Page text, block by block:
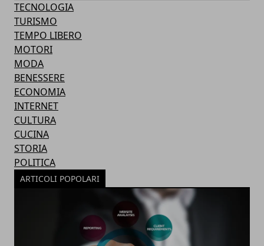
TECNOLOGIA
TURISMO
TEMPO LIBERO
MOTORI
MODA
BENESSERE
ECONOMIA
INTERNET
CULTURA
CUCINA
STORIA
POLITICA
ARTICOLI POPOLARI